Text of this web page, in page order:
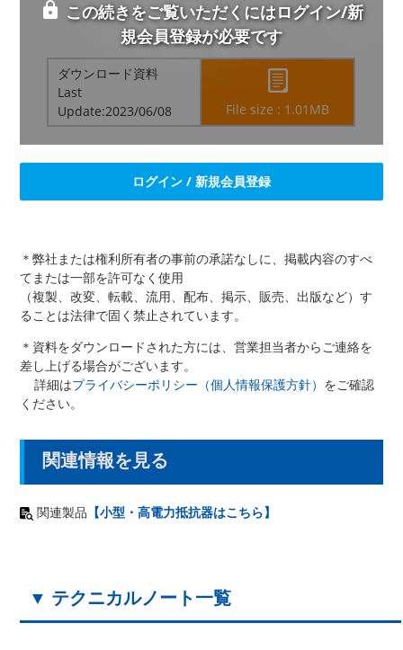
ダウンロード資料
Last
Update:2023/06/08
File size : 1.01MB
この続きをご覧いただくにはログイン/新
規会員登録が必要です
ログイン / 新規会員登録
＊弊社または権利所有者の事前の承諾なしに、掲載内容のすべ
てまたは一部を許可なく使用
（複製、改変、転載、流用、配布、掲示、販売、出版など）す
ることは法律で固く禁止されています。
＊資料をダウンロードされた方には、営業担当者からご連絡を
差し上げる場合がございます。
詳細はプライバシーポリシー（個人情報保護方針） をご確認
ください。
関連情報を見る
関連製品 【小型・高電力抵抗器はこちら】
▼ テクニカルノート一覧